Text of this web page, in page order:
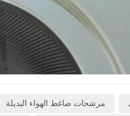
مرشحات ضاغط الهواء البديلة